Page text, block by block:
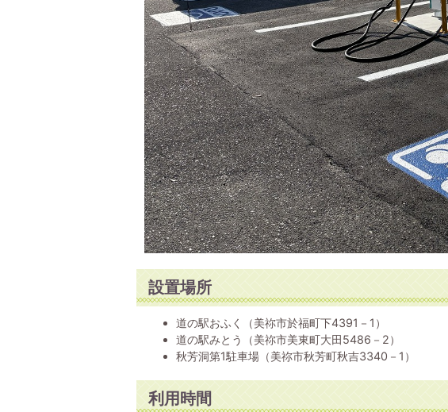
設置場所
道の駅おふく（美祢市於福町下4391－1）
道の駅みとう（美祢市美東町大田5486－2）
秋芳洞第1駐車場（美祢市秋芳町秋吉3340－1）
利用時間